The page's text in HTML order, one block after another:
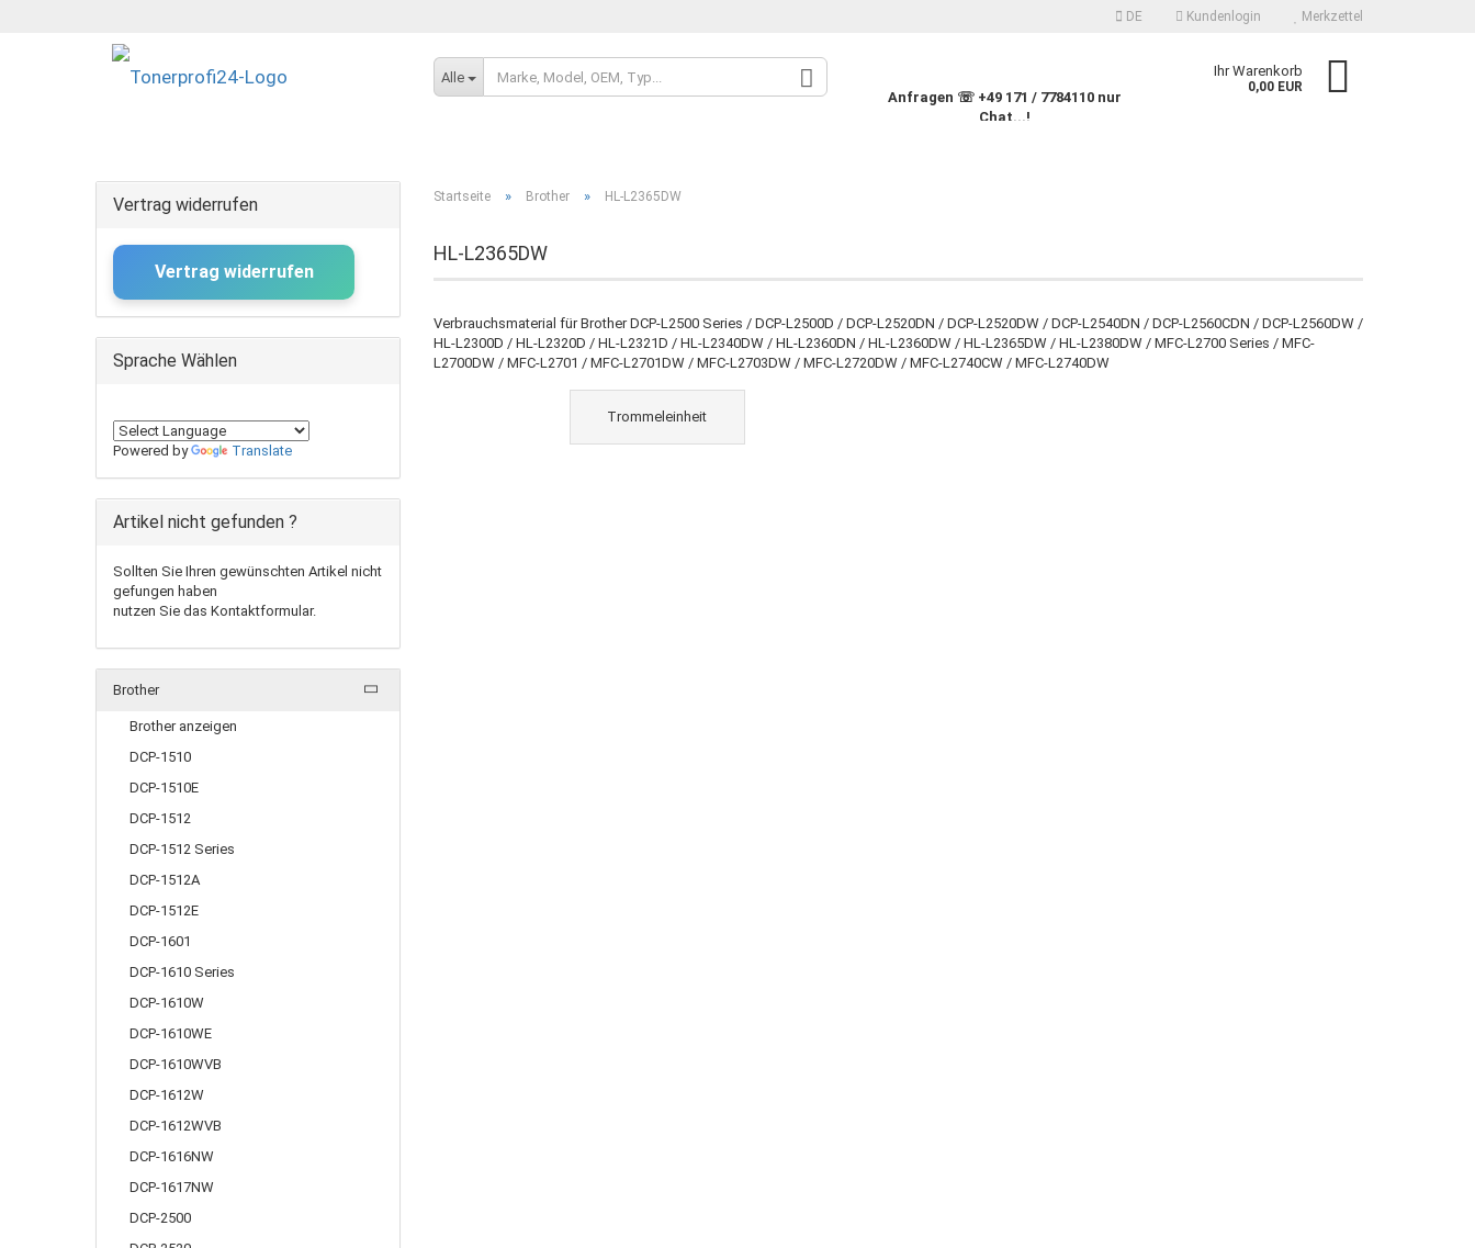
DE Kundenlogin
Konto erstellen
Passwort vergessen?
Merkzettel
Alle
Anfragen ☏ +49 171 / 7784110 nur
Chat...!
Ihr Warenkorb
0,00 EUR
Startseite » Brother » HL-L2365DW
HL-L2365DW
Verbrauchsmaterial für Brother DCP-L2500 Series / DCP-L2500D / DCP-L2520DN / DCP-L2520DW / DCP-L2540DN / DCP-L2560CDN / DCP-L2560DW /
HL-L2300D / HL-L2320D / HL-L2321D / HL-L2340DW / HL-L2360DN / HL-L2360DW / HL-L2365DW / HL-L2380DW / MFC-L2700 Series / MFC-
L2700DW / MFC-L2701 / MFC-L2701DW / MFC-L2703DW / MFC-L2720DW / MFC-L2740CW / MFC-L2740DW
Trommeleinheit
Vertrag widerrufen
Vertrag widerrufen
Sprache Wählen
Powered by Translate
Artikel nicht gefunden ?
Sollten Sie Ihren gewünschten Artikel nicht
gefungen haben
nutzen Sie das Kontaktformular.
Brother
Brother anzeigen
DCP-1510
DCP-1510E
DCP-1512
DCP-1512 Series
DCP-1512A
DCP-1512E
DCP-1601
DCP-1610 Series
DCP-1610W
DCP-1610WE
DCP-1610WVB
DCP-1612W
DCP-1612WVB
DCP-1616NW
DCP-1617NW
DCP-2500